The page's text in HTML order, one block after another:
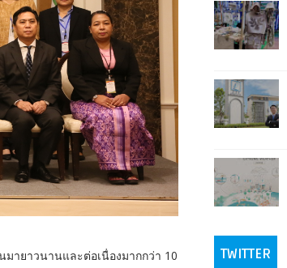
ายาวนานและต่อเนื่องมากกว่า 10
TWITTER